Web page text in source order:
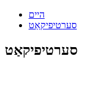
היים
סערטיפיקאַט
סערטיפיקאַט